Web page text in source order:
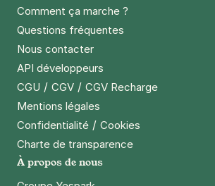
Comment ça marche ?
Questions fréquentes
Nous contacter
API développeurs
CGU / CGV / CGV Recharge
Mentions légales
Confidentialité / Cookies
Charte de transparence
À propos de nous